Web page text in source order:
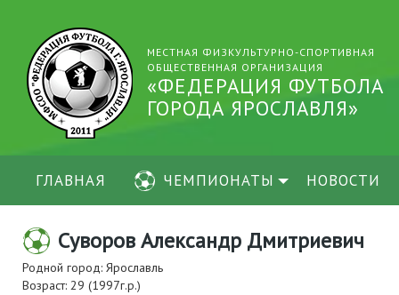
МЕСТНАЯ ФИЗКУЛЬТУРНО-СПОРТИВНАЯ
ОБЩЕСТВЕННАЯ ОРГАНИЗАЦИЯ
«ФЕДЕРАЦИЯ ФУТБОЛА
ГОРОДА ЯРОСЛАВЛЯ»
ГЛАВНАЯ ЧЕМПИОНАТЫ НОВОСТИ
Суворов Александр Дмитриевич
Родной город: Ярославль
Возраст: 29 (1997г.р.)